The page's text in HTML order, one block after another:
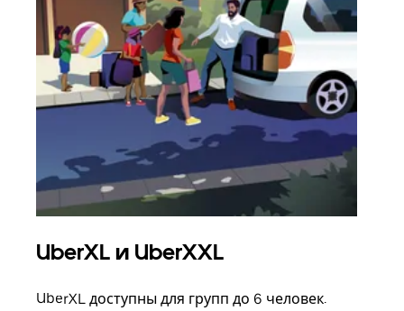
UberXL и UberXXL
UberXL доступны для групп до 6 человек.